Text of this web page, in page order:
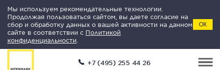
Мы используем рекомендательные технологии.
Продолжая пользоваться сайтом, вы даете согласие на
сбор и обработку данных о вашей активности на данном
сайте в соответствии с Политикой
конфиденциальности
ОК
+7 (495) 255 44 26